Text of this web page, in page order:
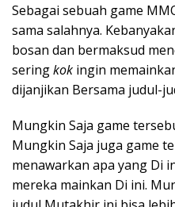
Sebagai sebuah game
sama salahnya.
bosan dan bermaksud
seringkok ingin
dijanjikan Bersama judul-
Mungkin Saja game
Mungkin Saja juga game
menawarkan apa yang Di
mereka mainkan Di ini.